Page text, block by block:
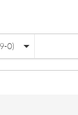
0)